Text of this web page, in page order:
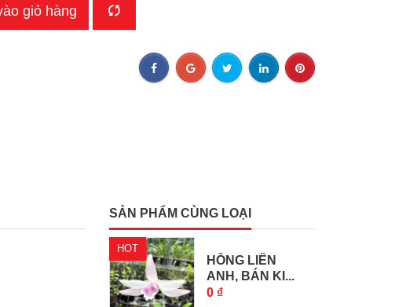
giỏ hàng
SẢN PHẨM CÙNG LOẠI
HOT
HỒNG LIÊN
ANH, BÁN KI...
0 ₫